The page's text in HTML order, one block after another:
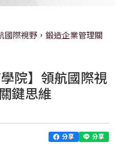
國際視野，鍛造企業管理關
院】領航國際視
鍵思維
分享 分享